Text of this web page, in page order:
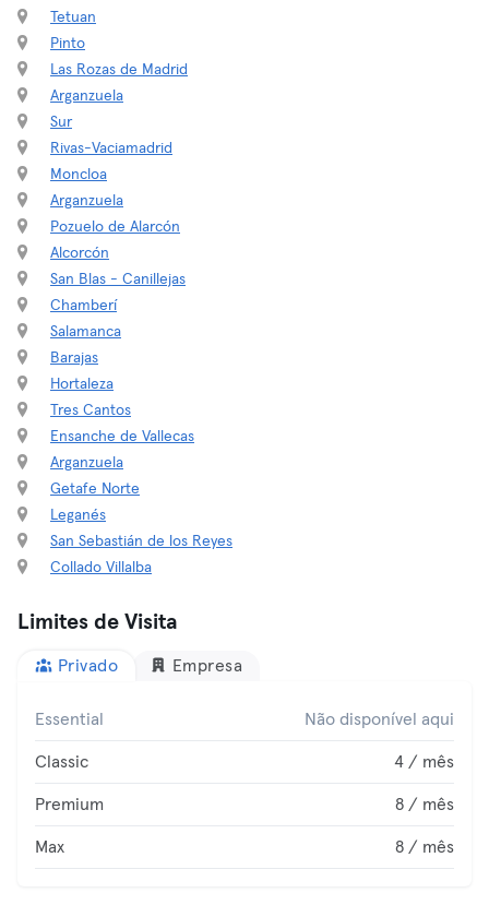
Tetuan
Pinto
Las Rozas de Madrid
Arganzuela
Sur
Rivas-Vaciamadrid
Moncloa
Arganzuela
Pozuelo de Alarcón
Alcorcón
San Blas - Canillejas
Chamberí
Salamanca
Barajas
Hortaleza
Tres Cantos
Ensanche de Vallecas
Arganzuela
Getafe Norte
Leganés
San Sebastián de los Reyes
Collado Villalba
Limites de Visita
Privado Empresa
Essential Não disponível aqui
Classic 4 / mês
Premium 8 / mês
Max 8 / mês